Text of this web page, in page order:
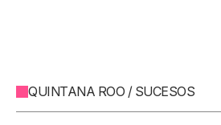
QUINTANA ROO / SUCESOS